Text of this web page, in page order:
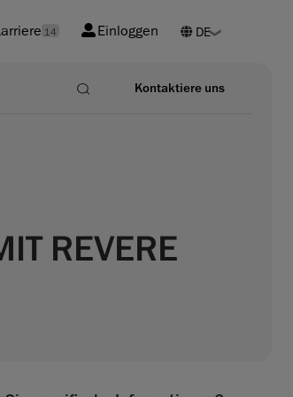
14 Einloggen
Kontaktiere uns
REVERE